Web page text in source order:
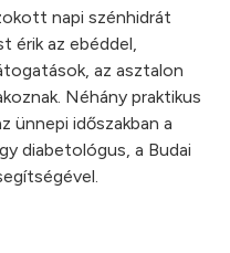
napi szénhidrát
érik az ebéddel,
az asztalon
Néhány praktikus
ünnepi időszakban a
diabetológus, a Budai